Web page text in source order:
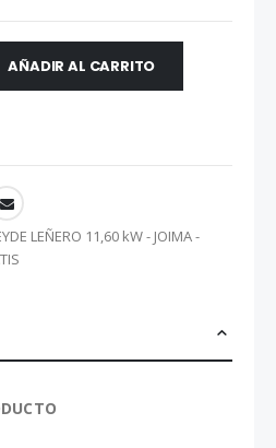
AÑADIR AL CARRITO
LEÑERO 11,60 kW - JOIMA -